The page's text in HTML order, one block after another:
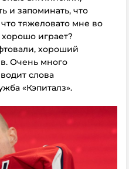
и запоминать, что
тяжеловато мне во
играет?
хороший
Очень много
слова
«Кэпиталз».